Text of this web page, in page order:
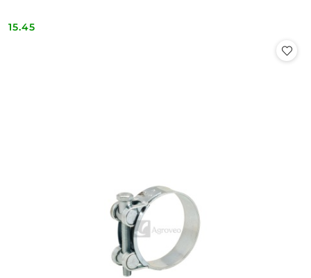
Cena:
15.45